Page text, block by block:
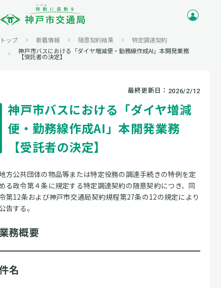
トップ 新着情報 随意契約結果
特定調達契約
神戸市バスにおける「ダイヤ増減便・勤務線作成AI」本開発業務
【受託者の決定】
最終更新日： 2026/2/12
神戸市バスにおける「ダイヤ増減
便・勤務線作成AI」本開発業務
【受託者の決定】
方公共団体の物品等または特定役務の調達手続きの特例を定
る政令第４条に規定する特定調達契約の随意契約につき、同
第12条および神戸市交通局契約規程第27条の12の規定により
告する。
務概要
名